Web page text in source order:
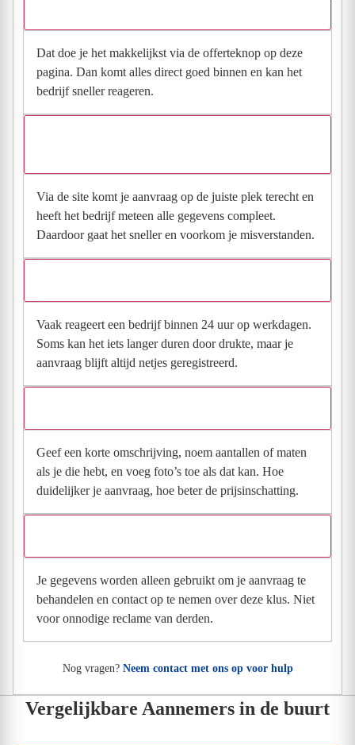
Dat doe je het makkelijkst via de offerteknop op deze
pagina. Dan komt alles direct goed binnen en kan het
bedrijf sneller reageren.
Via de site komt je aanvraag op de juiste plek terecht en
heeft het bedrijf meteen alle gegevens compleet.
Daardoor gaat het sneller en voorkom je misverstanden.
Vaak reageert een bedrijf binnen 24 uur op werkdagen.
Soms kan het iets langer duren door drukte, maar je
aanvraag blijft altijd netjes geregistreerd.
Geef een korte omschrijving, noem aantallen of maten
als je die hebt, en voeg foto’s toe als dat kan. Hoe
duidelijker je aanvraag, hoe beter de prijsinschatting.
Je gegevens worden alleen gebruikt om je aanvraag te
behandelen en contact op te nemen over deze klus. Niet
voor onnodige reclame van derden.
Nog vragen? Neem contact met ons op voor hulp
Vergelijkbare Aannemers in de buurt